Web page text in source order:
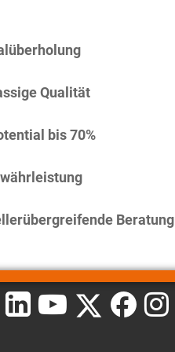
Qualität
bis 70%
Beratung